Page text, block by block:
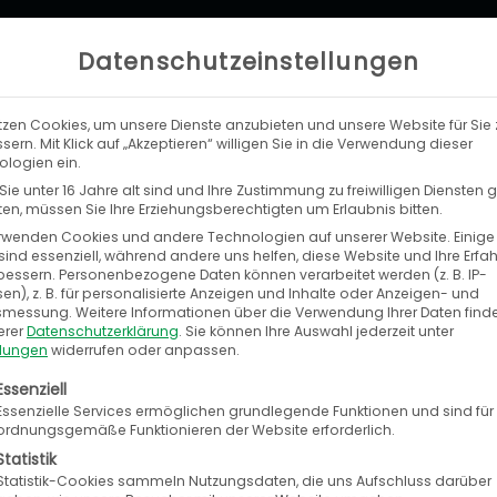
LEISTUNGEN UNTERNEHMEN
Datenschutzeinstellungen
Cookies, um unsere Dienste anzubieten und unsere Website für Sie
Mit Klick auf „Akzeptieren“ willigen Sie in die Verwendung dieser
ein.
unter 16 Jahre alt sind und Ihre Zustimmung zu freiwilligen Diensten
müssen Sie Ihre Erziehungsberechtigten um Erlaubnis bitten.
Cookies und andere Technologien auf unserer Website.
essenziell, während andere uns helfen, diese Website und Ihre
Personenbezogene Daten können verarbeitet werden (z. B. IP-
z. B. für personalisierte Anzeigen und Inhalte oder Anzeigen- und
Weitere Informationen über die Verwendung Ihrer Daten
Datenschutzerklärung. Sie können Ihre Auswahl jederzeit unter
widerrufen oder anpassen.
eine Liste der Service-Gruppen, für die eine
Services ermöglichen grundlegende Funktionen und sind
Funktionieren der Website erforderlich.
Cookies sammeln Nutzungsdaten, die uns Aufschluss darüber